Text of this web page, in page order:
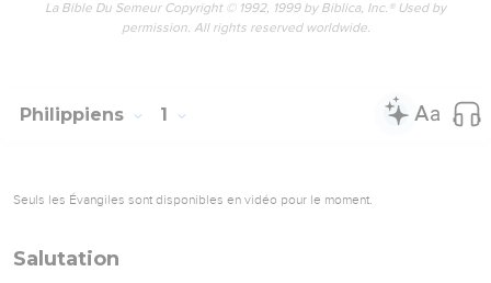
La Bible Du Semeur Copyright © 1992, 1999 by Biblica, Inc.® Used by
permission. All rights reserved worldwide.
Philippiens 1
Seuls les Évangiles sont disponibles en vidéo pour le moment.
Salutation